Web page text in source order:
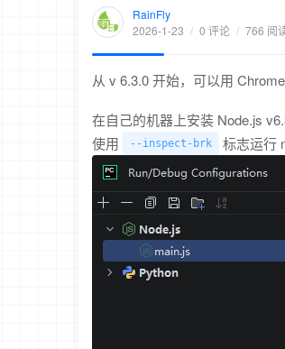
RainFly
2026-1-23 / 0 评论 / 766 阅
从 v 6.3.0 开始，可以用
在自己的机器上安装 Node.js
使用
--inspect-brk 标志运行